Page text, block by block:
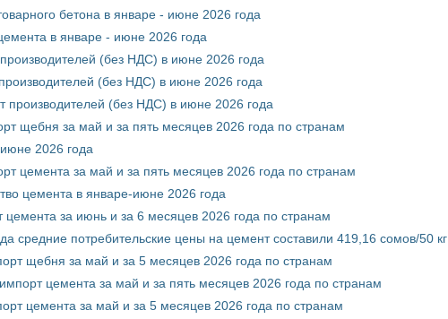
бетона в январе - июне 2026 года
в январе - июне 2026 года
(без НДС) в июне 2026 года
(без НДС) в июне 2026 года
производителей (без НДС) в июне 2026 года
щебня за май и за пять месяцев 2026 года по странам
2026 года
цемента за май и за пять месяцев 2026 года по странам
цемента в январе-июне 2026 года
цемента за июнь и за 6 месяцев 2026 года по странам
средние потребительские цены на цемент составили 419,16 сомов/50 кг
щебня за май и за 5 месяцев 2026 года по странам
цемента за май и за пять месяцев 2026 года по странам
цемента за май и за 5 месяцев 2026 года по странам